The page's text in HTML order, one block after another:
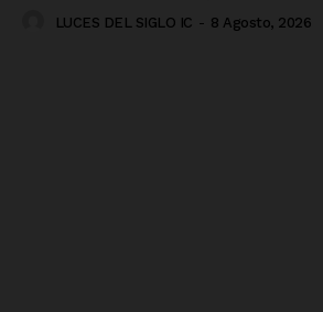
LUCES DEL SIGLO IC - 8 Agosto, 2026